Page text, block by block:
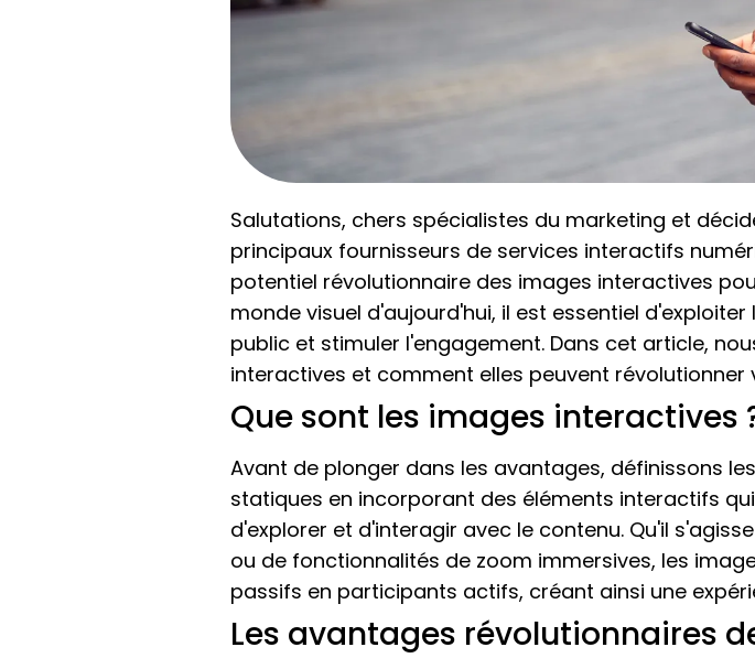
Salutations, chers spécialistes du marketing et
principaux fournisseurs de services interactifs
potentiel révolutionnaire des images interactives
monde visuel d'aujourd'hui, il est essentiel
public et stimuler l'engagement. Dans cet article,
interactives et comment elles peuvent
Que sont les images interactives
Avant de plonger dans les avantages, définissons
statiques en incorporant des éléments interactifs
d'explorer et d'interagir avec le contenu. Qu'il
ou de fonctionnalités de zoom immersives, les
passifs en participants actifs, créant ainsi une
Les avantages révolutionnaires